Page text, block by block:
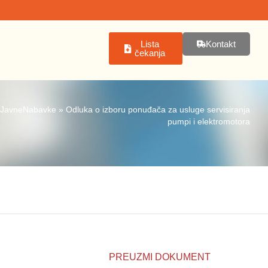
Lista
čekanja
Kontakt
JavneNabavke » Odluka o izboru ponuđača za usluge servisiranja
pumpi i elektromotora
PREUZMI DOKUMENT